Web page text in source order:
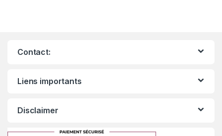
Contact:
Liens importants
Disclaimer